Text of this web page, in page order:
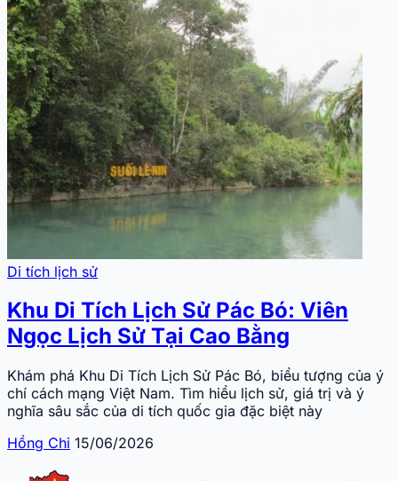
Di tích lịch sử
Khu Di Tích Lịch Sử Pác Bó: Viên
Ngọc Lịch Sử Tại Cao Bằng
Khám phá Khu Di Tích Lịch Sử Pác Bó, biểu tượng của ý
chí cách mạng Việt Nam. Tìm hiểu lịch sử, giá trị và ý
nghĩa sâu sắc của di tích quốc gia đặc biệt này
Hồng Chi 15/06/2026